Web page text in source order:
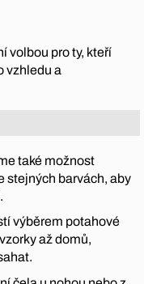
volbou pro ty, kteří
vzhledu a
také možnost
stejných barvách, aby
výběrem potahové
až domů,